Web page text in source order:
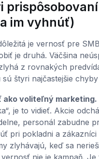
im vyhnúť)
je vernosť pre
je druhá. Väčšina
z rovnakých
sú štyri najčastejšie
ako voliteľný marketing.
je to vidieť. Akcie
personál zabudne
pri pokladni a zákazníci
zlyhávajú, keď sa
nie je kampaň.